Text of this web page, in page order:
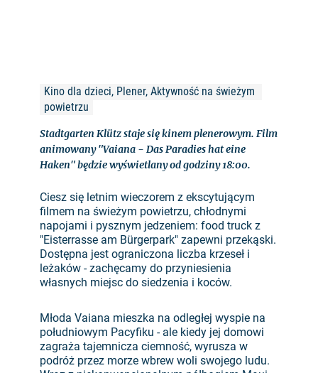
Kino dla dzieci, Plener, Aktywność na świeżym
powietrzu
Stadtgarten Klütz staje się kinem plenerowym. Film
animowany "Vaiana - Das Paradies hat eine
Haken" będzie wyświetlany od godziny 18:00.
Ciesz się letnim wieczorem z ekscytującym
filmem na świeżym powietrzu, chłodnymi
napojami i pysznym jedzeniem: food truck z
"Eisterrasse am Bürgerpark" zapewni przekąski.
Dostępna jest ograniczona liczba krzeseł i
leżaków - zachęcamy do przyniesienia
własnych miejsc do siedzenia i koców.
Młoda Vaiana mieszka na odległej wyspie na
południowym Pacyfiku - ale kiedy jej domowi
zagraża tajemnicza ciemność, wyrusza w
podróż przez morze wbrew woli swojego ludu.